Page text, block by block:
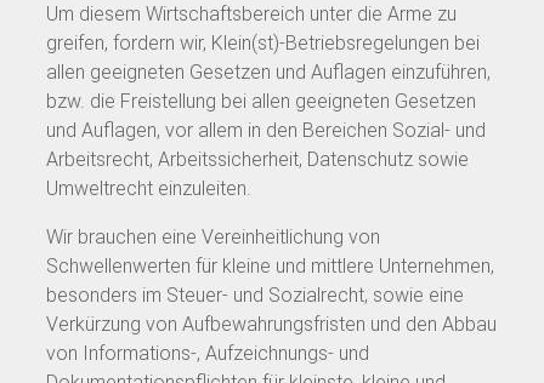
Um diesem Wirtschaftsbereich unter die Arme zu
greifen, fordern wir, Klein(st)-Betriebsregelungen bei
allen geeigneten Gesetzen und Auflagen einzuführen,
bzw. die Freistellung bei allen geeigneten Gesetzen
und Auflagen, vor allem in den Bereichen Sozial- und
Arbeitsrecht, Arbeitssicherheit, Datenschutz sowie
Umweltrecht einzuleiten.
Wir brauchen eine Vereinheitlichung von
Schwellenwerten für kleine und mittlere Unternehmen,
besonders im Steuer- und Sozialrecht, sowie eine
Verkürzung von Aufbewahrungsfristen und den Abbau
von Informations-, Aufzeichnungs- und